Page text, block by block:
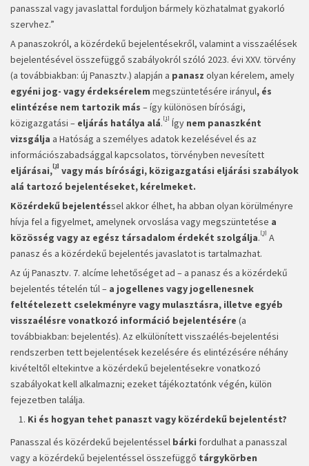
panasszal vagy javaslattal forduljon bármely közhatalmat gyakorló
szervhez.”
A panaszokról, a közérdekű bejelentésekről, valamint a visszaélések
bejelentésével összefüggő szabályokról szóló 2023. évi XXV. törvény
(a továbbiakban: új Panasztv.) alapján a panasz olyan kérelem, amely
egyéni jog- vagy érdeksérelem megszüntetésére irányul, és
elintézése nem tartozik más – így különösen bírósági,
közigazgatási – eljárás hatálya alá. [1] Így nem panaszként
vizsgálja a Hatóság a személyes adatok kezelésével és az
információszabadsággal kapcsolatos, törvényben nevesített
eljárásai,[2] vagy más bírósági, közigazgatási eljárási szabályok
alá tartozó bejelentéseket, kérelmeket.
Közérdekű bejelentéssel akkor élhet, ha abban olyan körülményre
hívja fel a figyelmet, amelynek orvoslása vagy megszüntetése a
közösség vagy az egész társadalom érdekét szolgálja. [3] A
panasz és a közérdekű bejelentés javaslatot is tartalmazhat.
Az új Panasztv. 7. alcíme lehetőséget ad – a panasz és a közérdekű
bejelentés tételén túl – a jogellenes vagy jogellenesnek
feltételezett cselekményre vagy mulasztásra, illetve egyéb
visszaélésre vonatkozó információ bejelentésére (a
továbbiakban: bejelentés). Az elkülönített visszaélés-bejelentési
rendszerben tett bejelentések kezelésére és elintézésére néhány
kivételtől eltekintve a közérdekű bejelentésekre vonatkozó
szabályokat kell alkalmazni; ezeket tájékoztatónk végén, külön
fejezetben találja.
Ki és hogyan tehet panaszt vagy közérdekű bejelentést?
Panasszal és közérdekű bejelentéssel bárki fordulhat a panasszal
vagy a közérdekű bejelentéssel összefüggő tárgykörben